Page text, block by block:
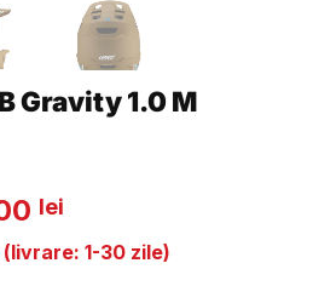
Gravity 1.0 M
lei
curent
este:
1-30 zile)